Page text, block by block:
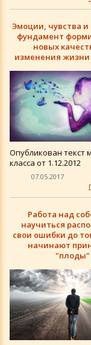
Эмоции, чувства
фундамент
новых
изменения жизни
Опубликован текст
класса от 1.12.2012
07.05.2017
Работа над
научиться
свои ошибки до
начинают
"плоды"